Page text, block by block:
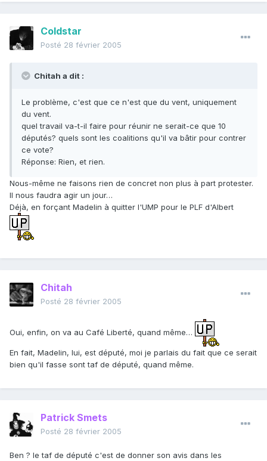
Coldstar
Posté 28 février 2005
Chitah a dit :
Le problème, c'est que ce n'est que du vent, uniquement
du vent.
quel travail va-t-il faire pour réunir ne serait-ce que 10
députés? quels sont les coalitions qu'il va bâtir pour contrer
ce vote?
Réponse: Rien, et rien.
Nous-même ne faisons rien de concret non plus à part protester.
Il nous faudra agir un jour…
Déjà, en forçant Madelin à quitter l'UMP pour le PLF d'Albert
Chitah
Posté 28 février 2005
Oui, enfin, on va au Café Liberté, quand même…
En fait, Madelin, lui, est député, moi je parlais du fait que ce serait
bien qu'il fasse sont taf de député, quand même.
Patrick Smets
Posté 28 février 2005
Ben ? le taf de député c'est de donner son avis dans les